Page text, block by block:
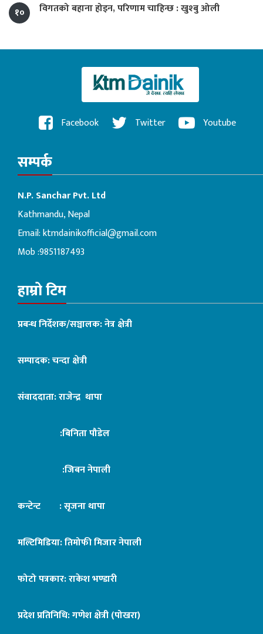
१०
विगतको बहाना होइन, परिणाम चाहिन्छ : खुश्बु ओली
Facebook Twitter Youtube
सम्पर्क
N.P. Sanchar Pvt. Ltd
Kathmandu, Nepal
Email:ktmdainikofficial@gmail.com
Mob :9851187493
हाम्रो टिम
प्रबन्ध निर्देशक/सञ्चालक: नेत्र क्षेत्री
सम्पादक: चन्दा क्षेत्री
संवाददाता: राजेन्द्र थापा
:बिनिता पौडेल
:जिबन नेपाली
कन्टेन्ट : सृजना थापा
मल्टिमिडिया: तिमोफी मिजार नेपाली
फोटो पत्रकार: राकेश भण्डारी
प्रदेश प्रतिनिधि: गणेश क्षेत्री (पोखरा)